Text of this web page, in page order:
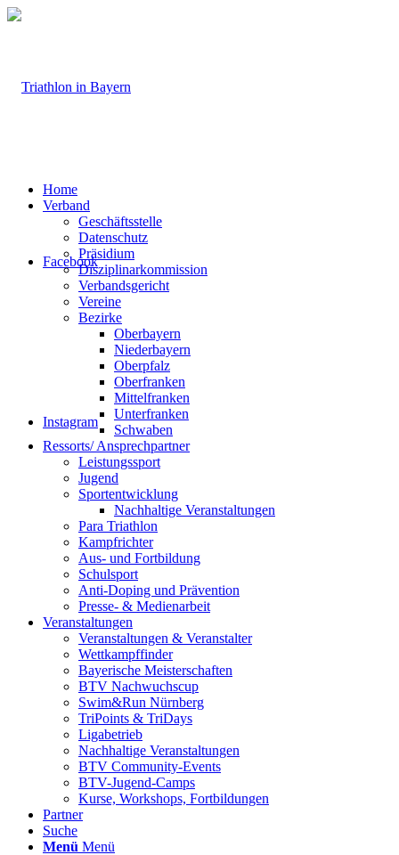
Facebook
Instagram
Home
Verband
Geschäftsstelle
Datenschutz
Präsidium
Disziplinarkommission
Verbandsgericht
Vereine
Bezirke
Oberbayern
Niederbayern
Oberpfalz
Oberfranken
Mittelfranken
Unterfranken
Schwaben
Ressorts/ Ansprechpartner
Leistungssport
Jugend
Sportentwicklung
Nachhaltige Veranstaltungen
Para Triathlon
Kampfrichter
Aus- und Fortbildung
Schulsport
Anti-Doping und Prävention
Presse- & Medienarbeit
Veranstaltungen
Veranstaltungen & Veranstalter
Wettkampffinder
Bayerische Meisterschaften
BTV Nachwuchscup
Swim&Run Nürnberg
TriPoints & TriDays
Ligabetrieb
Nachhaltige Veranstaltungen
BTV Community-Events
BTV-Jugend-Camps
Kurse, Workshops, Fortbildungen
Partner
Suche
Menü Menü